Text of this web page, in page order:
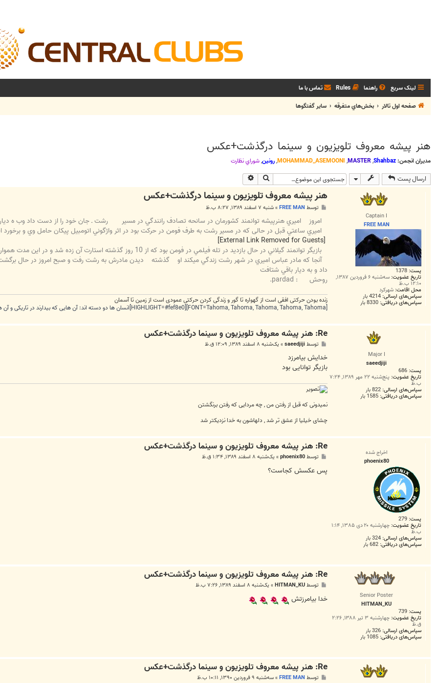
لینک سریع راهنما Rules تماس با ما
صفحه اول تالار
بخش‌‌هاي متفرقه ساير گفتگوها
هنر پیشه معروف تلویزیون و سینما درگذشت+عکس
مدیران انجمن: Shahbaz
,
MASTER
,
MOHAMMAD_ASEMOONI
,رونین,شوراي نظارت
ارسال پست جستجو
Captain I
FREE MAN
پست: 1378
تاریخ عضویت: سه‌شنبه ۶ فروردین ۱۳۸۷,
۱۲:۱۰ ب.ظ
محل اقامت: شهرکرد
سپاس‌های ارسالی: 4214 بار
سپاس‌های دریافتی: 8330 بار
هنر پیشه معروف تلویزیون و سینما درگذشت+عکس
ت
توسط FREE MAN
»شنبه ۷ اسفند ۱۳۸۹, ۸:۲۷ ب.ظ
امروز اميري هنرپیشه توانمند كشورمان در سانحه تصادف رانندگي در مسير
رشت ـ جان خود را از دست داد وب ه
اميري ساعتي قبل در حالی كه در مسیر رشت به طرف فومن در حركت بود در اثر واژگوني اتومبیل پيكان حامل وي و
[External Link Removed for Guests]
بازيگر توانمند گيلاني در حال بازديد در تله فيلمي در فومن بود كه از 10 روز گذشته استارت آن زده شد و در اين مدت همواره در مسير مذكور در تردد بود.
آنجا كه مادر عباس اميري در شهر رشت زندگي میکند او
گذشته
ديدن مادرش به رشت رفت و صبح امروز در حال برگشت
داد و به ديار باقي شتافت
روحش
: pardad.
زنده بودن حرکتی افقی است از گهواره تا گور و زندگی کردن حرکتی عمودی است از زمین تا آسمان
[FONT=Tahoma, Tahoma, Tahoma, Tahoma, Tahoma][HIGHLIGHT=#fef8e0]انسان ها دو دسته اند: آن هایی که بیدارند در تاریکی و آن هایی که خوابند در
Major I
saeedjiji
پست: 686
تاریخ عضویت: پنج‌شنبه ۲۲ مهر ۱۳۸۹, ۷:۲۴
ب.ظ
سپاس‌های ارسالی: 822 بار
سپاس‌های دریافتی: 1585 بار
Re: هنر پیشه معروف تلویزیون و سینما درگذشت+عکس
ت
توسطsaeedjiji
» یک‌شنبه ۸ اسفند ۱۳۸۹, ۱۲:۰۹ ق.ظ
خدایش بیامرزد
بازیگر توانایی بود
نمیدونی که قبل از رفتن من , چه مردایی که رفتن برنگشتن
چشای خیلیا از عشق تر شد , دلهاشون به خدا نزدیکتر شد
اخراج شده
phoenix80
پست: 279
تاریخ عضویت: چهارشنبه ۲۰ دی ۱۳۸۵, ۱:۱۴
ب.ظ
سپاس‌های ارسالی: 324 بار
سپاس‌های دریافتی: 682 بار
Re: هنر پیشه معروف تلویزیون و سینما درگذشت+عکس
ت
توسطphoenix80
» یک‌شنبه ۸ اسفند ۱۳۸۹, ۱:۳۴ ق.ظ
پس عکسش کجاست؟
Senior Poster
HITMAN_KU
پست: 739
تاریخ عضویت: چهارشنبه ۳ تیر ۱۳۸۸, ۲:۲۶
ق.ظ
سپاس‌های ارسالی: 326 بار
سپاس‌های دریافتی: 1085 بار
Re: هنر پیشه معروف تلویزیون و سینما درگذشت+عکس
ت
توسطHITMAN_KU
» یک‌شنبه ۸ اسفند ۱۳۸۹, ۷:۲۶ ب.ظ
خدا بیامرزتش
Re: هنر پیشه معروف تلویزیون و سینما درگذشت+عکس
توسط FREE MAN
»سه‌شنبه ۹ فروردین ۱۳۹۰, ۱۰:۱۱ ب.ظ